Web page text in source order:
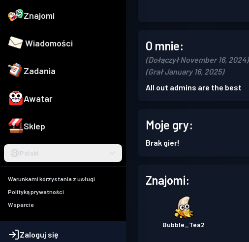
Znajomi
Wiadomości
Zadania
Awatar
Sklep
Polski
Warunkami korzystania z usługi
Polityką prywatności
Wsparcie
Zaloguj się
O mnie:
(Dołączył November 16, 2024)
(Grał January 16, 2025)
All out admins are the best
Moje gry:
Brak gier!
Znajomi:
Bubble_Tea2